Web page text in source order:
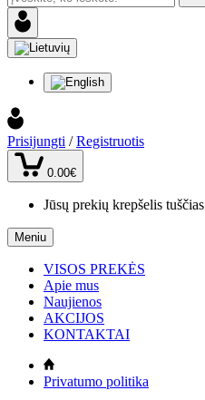
Prisijungti / Registruotis
0.00€
Jūsų prekių krepšelis tuščias
Meniu
VISOS PREKĖS
Apie mus
Naujienos
AKCIJOS
KONTAKTAI
Privatumo politika